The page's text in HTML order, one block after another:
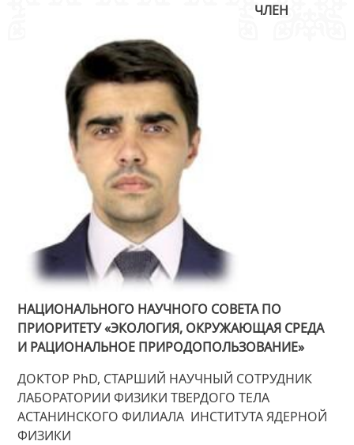
ЧЛЕН
НАЦИОНАЛЬНОГО НАУЧНОГО СОВЕТА ПО
ПРИОРИТЕТУ «ЭКОЛОГИЯ, ОКРУЖАЮЩАЯ СРЕДА
И РАЦИОНАЛЬНОЕ ПРИРОДОПОЛЬЗОВАНИЕ»
ДОКТОР PhD, СТАРШИЙ НАУЧНЫЙ СОТРУДНИК
ЛАБОРАТОРИИ ФИЗИКИ ТВЕРДОГО ТЕЛА
АСТАНИНСКОГО ФИЛИАЛА ИНСТИТУТА ЯДЕРНОЙ
ФИЗИКИ